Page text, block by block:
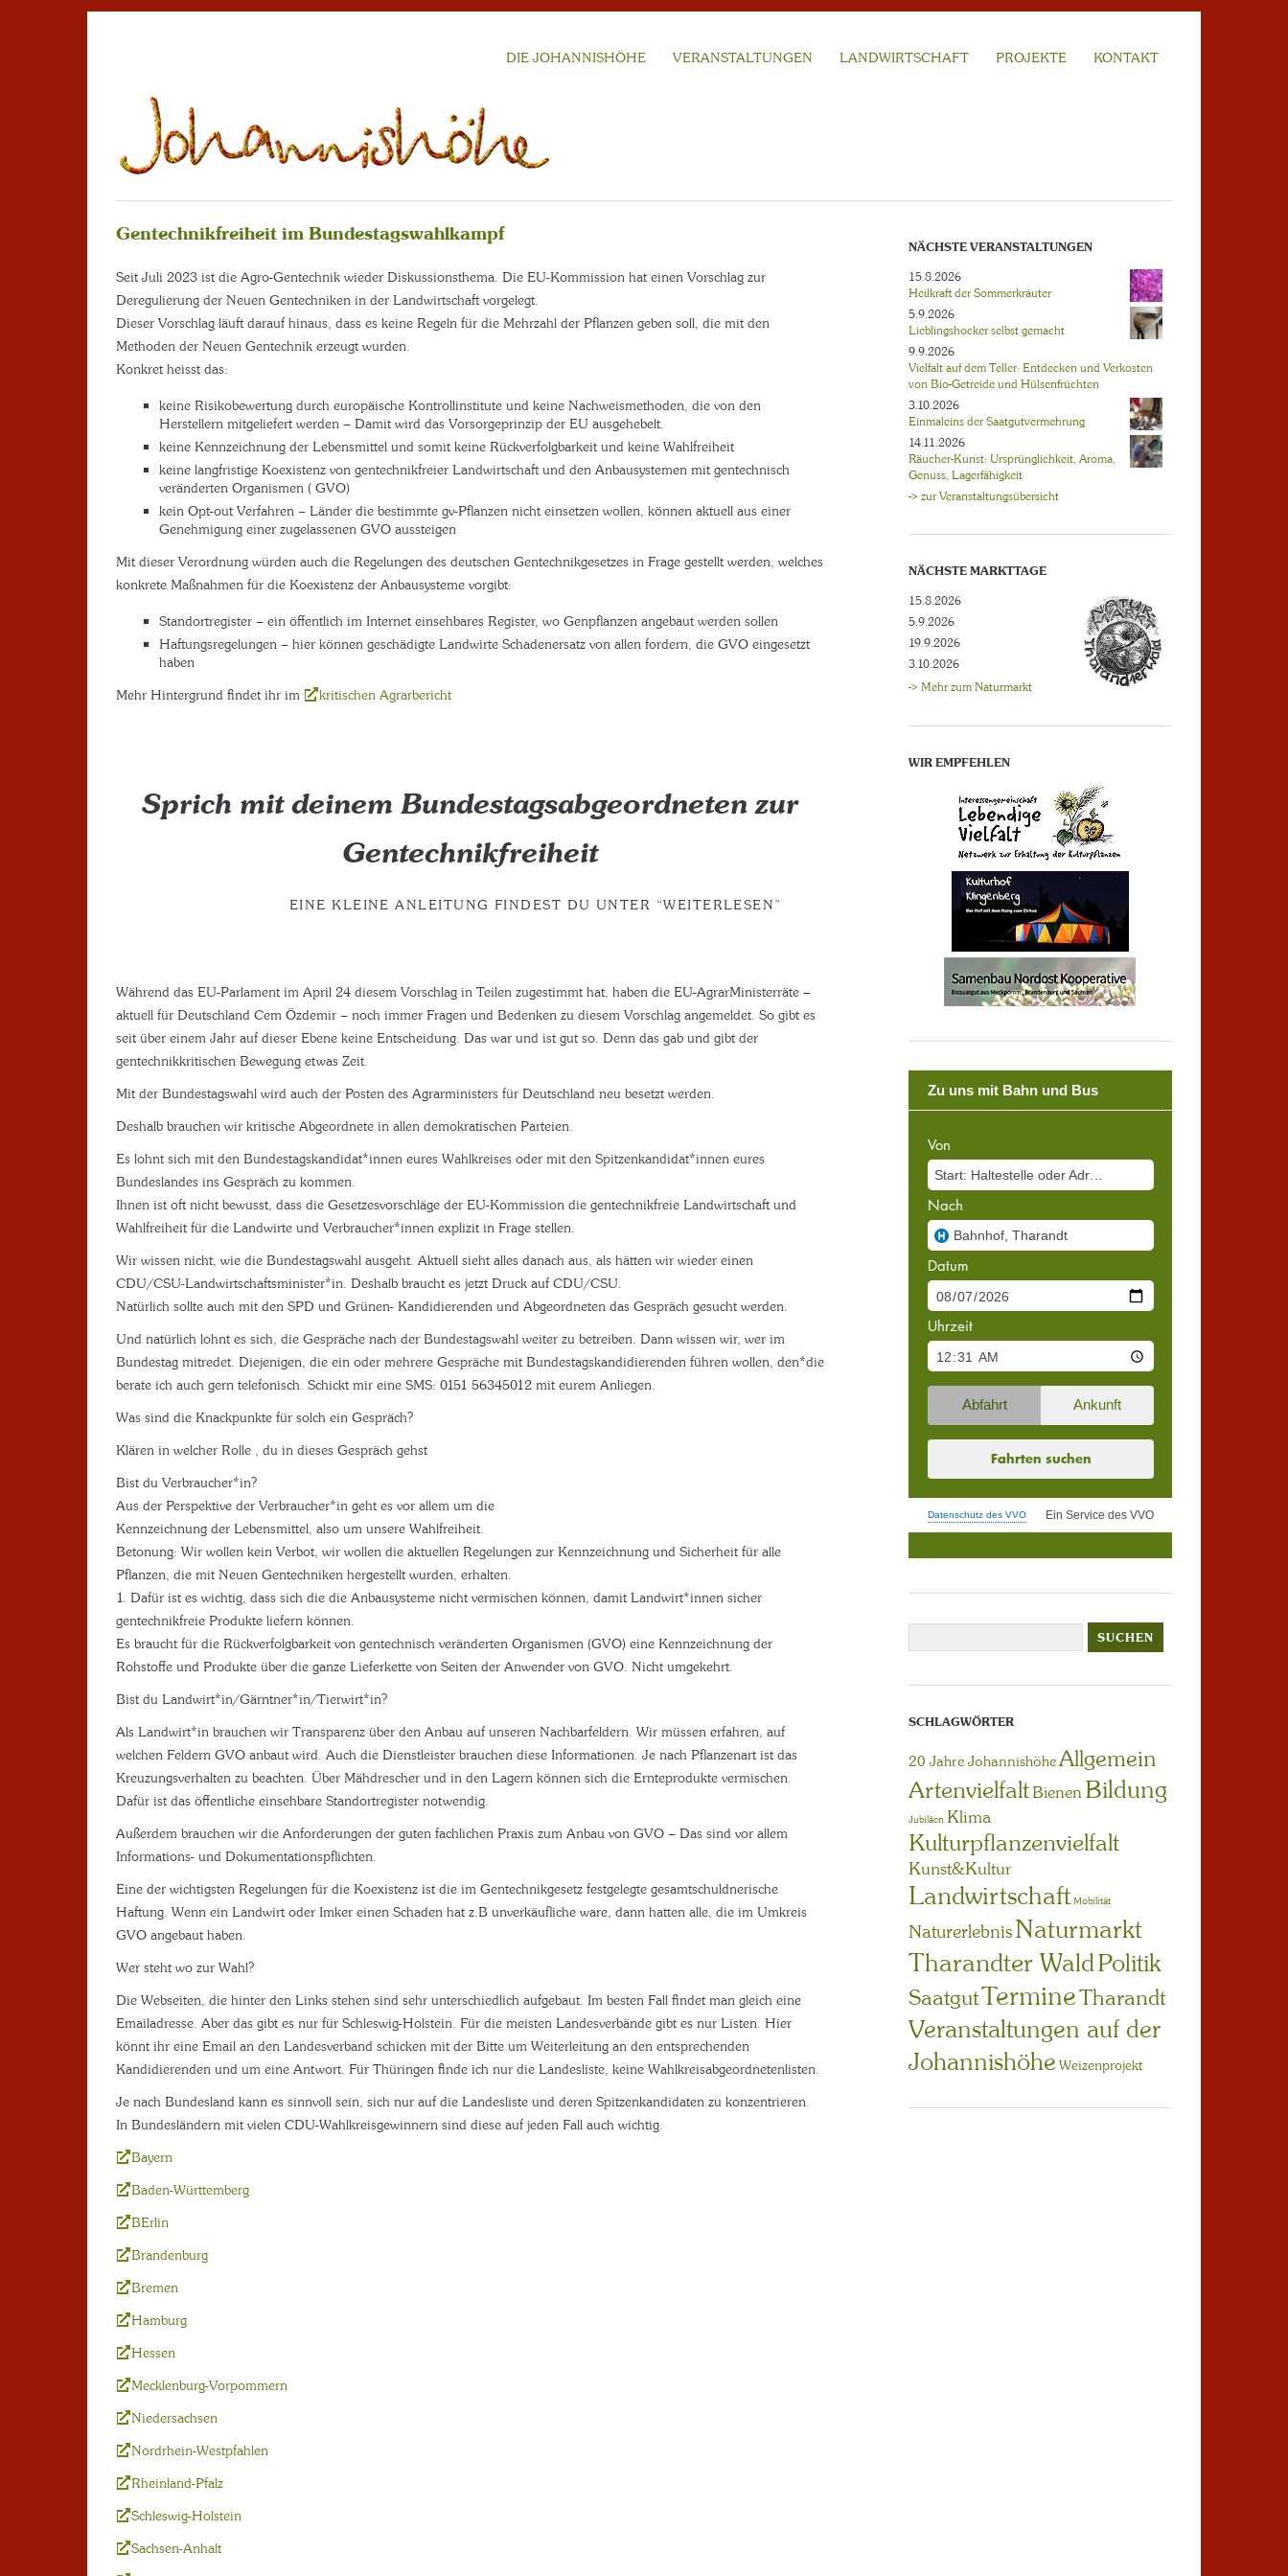
DIE JOHANNISHÖHE VERANSTALTUNGEN LANDWIRTSCHAFT PROJEKTE KONTAKT
Gentechnikfreiheit im Bundestagswahlkampf
Seit Juli 2023 ist die Agro-Gentechnik wieder Diskussionsthema. Die EU-Kommission hat einen Vorschlag zur
Deregulierung der Neuen Gentechniken in der Landwirtschaft vorgelegt.
Dieser Vorschlag läuft darauf hinaus, dass es keine Regeln für die Mehrzahl der Pflanzen geben soll, die mit den
Methoden der Neuen Gentechnik erzeugt wurden.
Konkret heisst das:
keine Risikobewertung durch europäische Kontrollinstitute und keine Nachweismethoden, die von den
Herstellern mitgeliefert werden – Damit wird das Vorsorgeprinzip der EU ausgehebelt.
keine Kennzeichnung der Lebensmittel und somit keine Rückverfolgbarkeit und keine Wahlfreiheit
keine langfristige Koexistenz von gentechnikfreier Landwirtschaft und den Anbausystemen mit gentechnisch
veränderten Organismen ( GVO)
kein Opt-out Verfahren – Länder die bestimmte gv-Pflanzen nicht einsetzen wollen, können aktuell aus einer
Genehmigung einer zugelassenen GVO aussteigen
Mit dieser Verordnung würden auch die Regelungen des deutschen Gentechnikgesetzes in Frage gestellt werden, welches
konkrete Maßnahmen für die Koexistenz der Anbausysteme vorgibt:
Standortregister – ein öffentlich im Internet einsehbares Register, wo Genpflanzen angebaut werden sollen
Haftungsregelungen – hier können geschädigte Landwirte Schadenersatz von allen fordern, die GVO eingesetzt
haben
Mehr Hintergrund findet ihr im
kritischen Agrarbericht
Sprich mit deinem Bundestagsabgeordneten zur
Gentechnikfreiheit
EINE KLEINE ANLEITUNG FINDEST DU UNTER “WEITERLESEN”
Während das EU-Parlament im April 24 diesem Vorschlag in Teilen zugestimmt hat, haben die EU-AgrarMinisterräte –
aktuell für Deutschland Cem Özdemir – noch immer Fragen und Bedenken zu diesem Vorschlag angemeldet. So gibt es
seit über einem Jahr auf dieser Ebene keine Entscheidung. Das war und ist gut so. Denn das gab und gibt der
gentechnikkritischen Bewegung etwas Zeit.
Mit der Bundestagswahl wird auch der Posten des Agrarministers für Deutschland neu besetzt werden.
Deshalb brauchen wir kritische Abgeordnete in allen demokratischen Parteien.
Es lohnt sich mit den Bundestagskandidat*innen eures Wahlkreises oder mit den Spitzenkandidat*innen eures
Bundeslandes ins Gespräch zu kommen.
Ihnen ist oft nicht bewusst, dass die Gesetzesvorschläge der EU-Kommission die gentechnikfreie Landwirtschaft und
Wahlfreiheit für die Landwirte und Verbraucher*innen explizit in Frage stellen.
Wir wissen nicht, wie die Bundestagswahl ausgeht. Aktuell sieht alles danach aus, als hätten wir wieder einen
CDU/CSU-Landwirtschaftsminister*in. Deshalb braucht es jetzt Druck auf CDU/CSU.
Natürlich sollte auch mit den SPD und Grünen- Kandidierenden und Abgeordneten das Gespräch gesucht werden.
Und natürlich lohnt es sich, die Gespräche nach der Bundestagswahl weiter zu betreiben. Dann wissen wir, wer im
Bundestag mitredet. Diejenigen, die ein oder mehrere Gespräche mit Bundestagskandidierenden führen wollen, den*die
berate ich auch gern telefonisch. Schickt mir eine SMS: 0151 56345012 mit eurem Anliegen.
Was sind die Knackpunkte für solch ein Gespräch?
Klären in welcher Rolle , du in dieses Gespräch gehst
Bist du Verbraucher*in?
Aus der Perspektive der Verbraucher*in geht es vor allem um die
Kennzeichnung der Lebensmittel, also um unsere Wahlfreiheit.
Betonung: Wir wollen kein Verbot, wir wollen die aktuellen Regelungen zur Kennzeichnung und Sicherheit für alle
Pflanzen, die mit Neuen Gentechniken hergestellt wurden, erhalten.
1. Dafür ist es wichtig, dass sich die die Anbausysteme nicht vermischen können, damit Landwirt*innen sicher
gentechnikfreie Produkte liefern können.
Es braucht für die Rückverfolgbarkeit von gentechnisch veränderten Organismen (GVO) eine Kennzeichnung der
Rohstoffe und Produkte über die ganze Lieferkette von Seiten der Anwender von GVO. Nicht umgekehrt.
Bist du Landwirt*in/Gärntner*in/Tierwirt*in?
Als Landwirt*in brauchen wir Transparenz über den Anbau auf unseren Nachbarfeldern. Wir müssen erfahren, auf
welchen Feldern GVO anbaut wird. Auch die Dienstleister brauchen diese Informationen. Je nach Pflanzenart ist das
Kreuzungsverhalten zu beachten. Über Mähdrescher und in den Lagern können sich die Ernteprodukte vermischen.
Dafür ist das öffentliche einsehbare Standortregister notwendig.
Außerdem brauchen wir die Anforderungen der guten fachlichen Praxis zum Anbau von GVO – Das sind vor allem
Informations- und Dokumentationspflichten.
Eine der wichtigsten Regelungen für die Koexistenz ist die im Gentechnikgesetz festgelegte gesamtschuldnerische
Haftung. Wenn ein Landwirt oder Imker einen Schaden hat z.B unverkäufliche ware, dann hatten alle, die im Umkreis
GVO angebaut haben.
Wer steht wo zur Wahl?
Die Webseiten, die hinter den Links stehen sind sehr unterschiedlich aufgebaut. Im besten Fall findet man gleich eine
Emailadresse. Aber das gibt es nur für Schleswig-Holstein. Für die meisten Landesverbände gibt es nur Listen. Hier
könnt ihr eine Email an den Landesverband schicken mit der Bitte um Weiterleitung an den entsprechenden
Kandidierenden und um eine Antwort. Für Thüringen finde ich nur die Landesliste, keine Wahlkreisabgeordnetenlisten.
Je nach Bundesland kann es sinnvoll sein, sich nur auf die Landesliste und deren Spitzenkandidaten zu konzentrieren.
In Bundesländern mit vielen CDU-Wahlkreisgewinnern sind diese auf jeden Fall auch wichtig.
Bayern
Baden-Württemberg
BErlin
Brandenburg
Bremen
Hamburg
Hessen
Mecklenburg-Vorpommern
Niedersachsen
Nordrhein-Westpfahlen
Rheinland-Pfalz
Schleswig-Holstein
Sachsen-Anhalt
NÄCHSTE VERANSTALTUNGEN
15.8.2026
Heilkraft der Sommerkräuter
5.9.2026
Lieblingshocker selbst gemacht
9.9.2026
Vielfalt auf dem Teller: Entdecken und Verkosten
von Bio-Getreide und Hülsenfrüchten
3.10.2026
Einmaleins der Saatgutvermehrung
14.11.2026
Räucher-Kunst: Ursprünglichkeit, Aroma,
Genuss, Lagerfähigkeit
-> zur Veranstaltungsübersicht
NÄCHSTE MARKTTAGE
15.8.2026
5.9.2026
19.9.2026
3.10.2026
-> Mehr zum Naturmarkt
WIR EMPFEHLEN
SCHLAGWÖRTER
20 Jahre JohannishöheAllgemein
Artenvielfalt Bienen Bildung
Jubiläen Klima
Kulturpflanzenvielfalt
Kunst&Kultur
Landwirtschaft Mobilität
NaturerlebnisNaturmarkt
Tharandter WaldPolitik
SaatgutTermineTharandt
Veranstaltungen auf der
Johannishöhe Weizenprojekt